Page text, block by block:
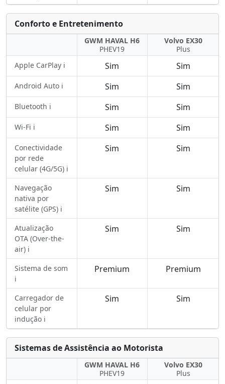
Conforto e Entretenimento
GWM HAVAL H6
PHEV19
Volvo EX30
Plus
Apple CarPlay ℹ️
Sim Sim
Android Auto ℹ️ Sim Sim
Bluetooth ℹ️ Sim Sim
Wi-Fi ℹ️ Sim Sim
Conectividade
por rede
celular (4G/5G) ℹ️
Sim Sim
Navegação
nativa por
satélite (GPS) ℹ️
Sim Sim
Atualização
OTA (Over-the-
air) ℹ️
Sim Sim
Sistema de som
ℹ️
Premium Premium
Carregador de
celular por
indução ℹ️
Sim Sim
Sistemas de Assistência ao Motorista
GWM HAVAL H6
PHEV19
Volvo EX30
Plus